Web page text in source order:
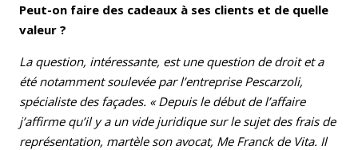
Peut-on faire des cadeaux à ses clients et de quelle
valeur ?
La question, intéressante, est une question de droit et a
été notamment soulevée par l’entreprise Pescarzoli,
spécialiste des façades. « Depuis le début de l’affaire
j’affirme qu’il y a un vide juridique sur le sujet des frais de
représentation, martèle son avocat, Me Franck de Vita. Il